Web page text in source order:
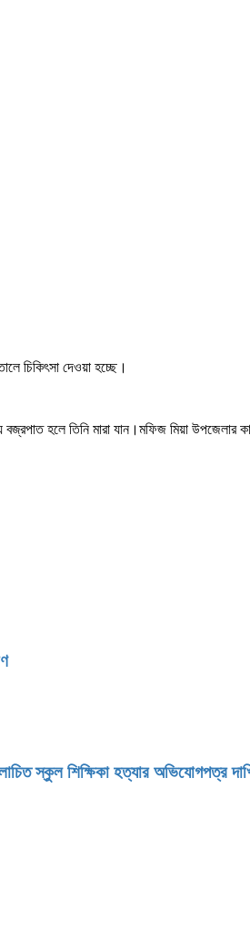
চিকিৎসা দেওয়া হচ্ছে।
হলে তিনি মারা যান।মফিজ মিয়া উপজেলার
স্কুল শিক্ষিকা হত্যার অভিযোগপত্র